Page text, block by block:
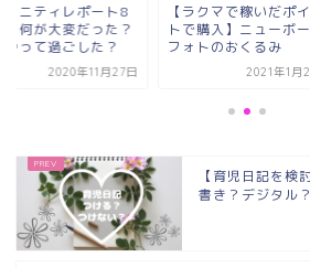
タニティレポート8
】何が大変だった？
やって過ごした？
2020年11月27日
【ラクマで稼いだポ
トで購入】ニューボ
フォトのおくるみ
2021年1月
【育児日記を検
書き？デジタル？